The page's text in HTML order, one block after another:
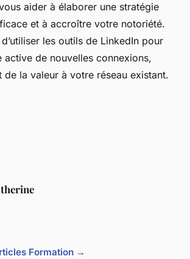
aider à élaborer une stratégie
et à accroître votre notoriété.
d’utiliser les outils de LinkedIn pour
active de nouvelles connexions,
de la valeur à votre réseau existant.
Formation →